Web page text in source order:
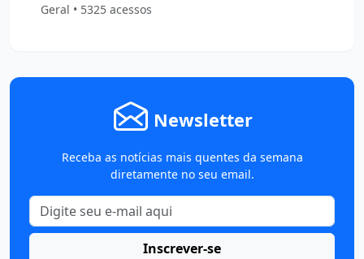
Geral • 5325 acessos
Newsletter
Receba as notícias mais quentes da semana
diretamente no seu email.
Inscrever-se